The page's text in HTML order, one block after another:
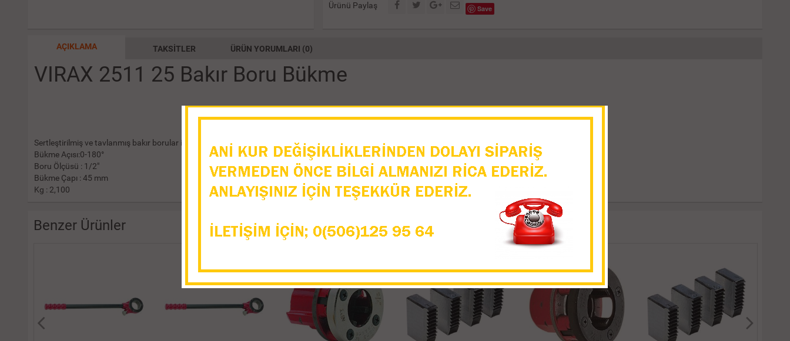
Ürünü Paylaş Save
AÇIKLAMA TAKSITLER ÜRÜN YORUMLARI (0)
VIRAX 2511 25 Bakır Boru Bükme
Sertleştirilmiş ve tavlanmış bakır borular için çelik gövdeli Virax bakır boru bükme.
Bükme Açısı:0-180°
Boru Ölçüsü : 1/2"
Bükme Çapı : 45 mm
Kg : 2,100
Benzer Ürünler